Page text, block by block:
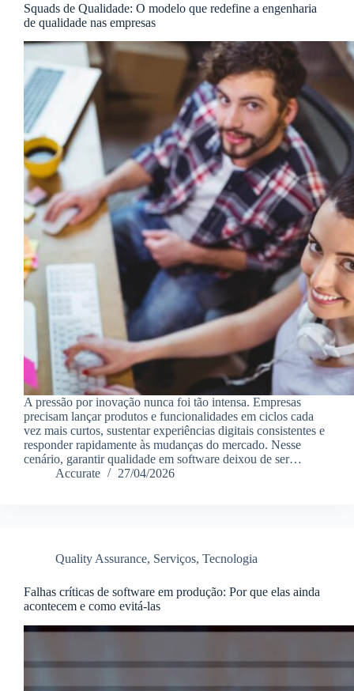
Squads de Qualidade: O modelo que redefine a engenharia
de qualidade nas empresas
A pressão por inovação nunca foi tão intensa. Empresas
precisam lançar produtos e funcionalidades em ciclos cada
vez mais curtos, sustentar experiências digitais consistentes e
responder rapidamente às mudanças do mercado. Nesse
cenário, garantir qualidade em software deixou de ser…
Accurate
27/04/2026
Quality Assurance, Serviços, Tecnologia
Falhas críticas de software em produção: Por que elas ainda
acontecem e como evitá-las